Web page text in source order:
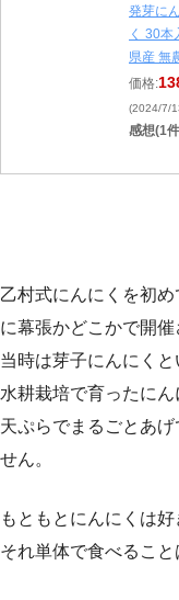
発芽に
く 30本
県産 無
価格:
(2024/7/
感想(1
乙村式にんにくを初
に幕張かどこかで開催
当時は芽子にんにくと
水耕栽培で育ったにん
天ぷらでまるごとあ
せん。
もともとにんにくは好
それ単体で食べること